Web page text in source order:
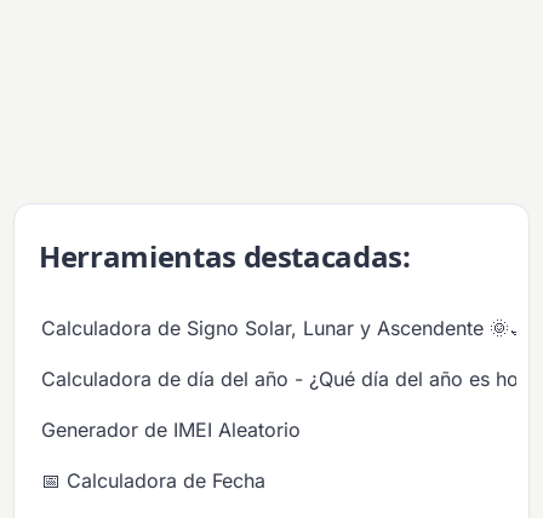
Herramientas destacadas:
Calculadora de Signo Solar, Lunar y Ascendente
Calculadora de día del año - ¿Qué día del año es hoy?
Generador de IMEI Aleatorio
📅 Calculadora de Fecha